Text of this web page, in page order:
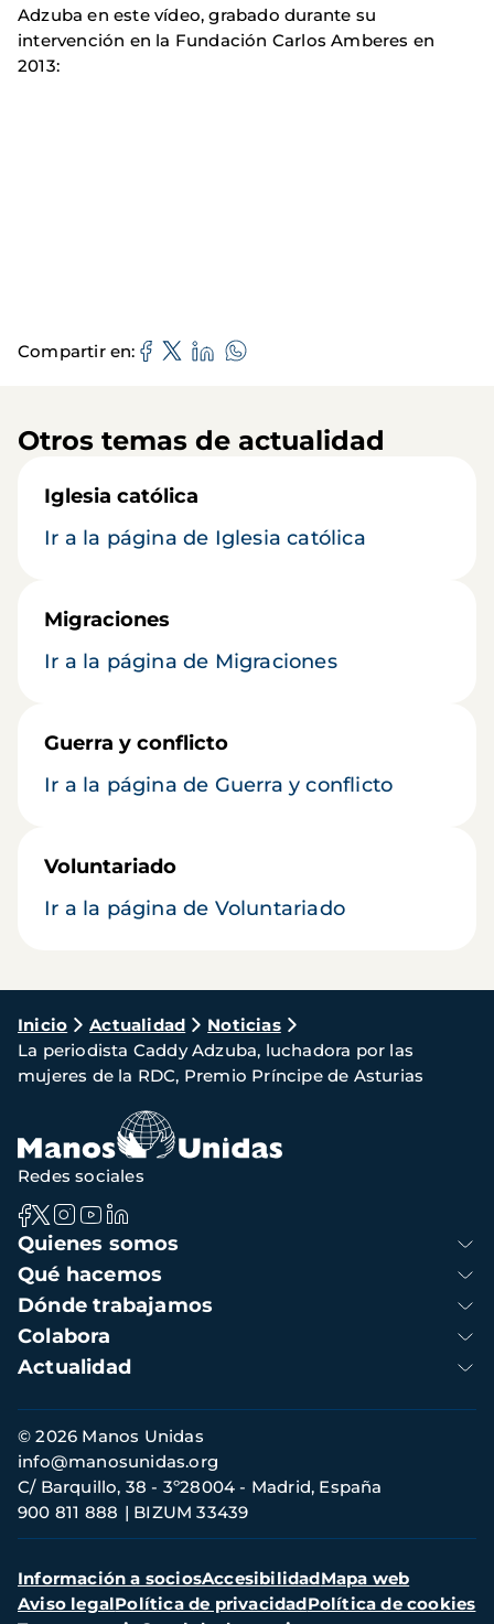
Adzuba en este vídeo, grabado durante su
intervención en la Fundación Carlos Amberes en
2013:
Compartir en
Otros temas de actualidad
Iglesia católica
Ir a la página de Iglesia católica
Migraciones
Ir a la página de Migraciones
Guerra y conflicto
Ir a la página de Guerra y conflicto
Voluntariado
Ir a la página de Voluntariado
Ruta
de
navegación
Inicio Actualidad
Noticias
La periodista Caddy Adzuba, luchadora por las
mujeres de la RDC, Premio Príncipe de Asturias
Navegación
principal
Quienes somos
Qué hacemos
Dónde trabajamos
Colabora
Actualidad
Redes sociales
Información
de
contacto
© 2026 Manos Unidas
C/ Barquillo, 38 - 3º28004 - Madrid, España
900 811 888
BIZUM 33439
info@manosunidas.org
Menú
secundario
Información a sociosAccesibilidadMapa web
Aviso legalPolítica de privacidadPolítica de cookies